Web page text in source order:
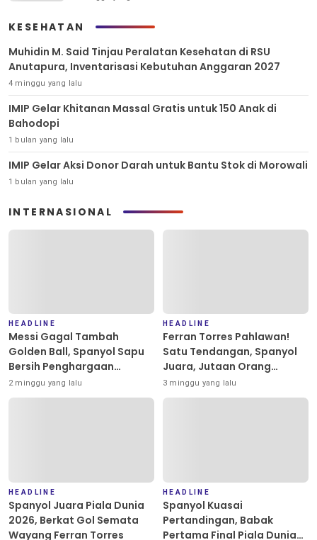
KESEHATAN
Muhidin M. Said Tinjau Peralatan Kesehatan di RSU
Anutapura, Inventarisasi Kebutuhan Anggaran 2027
4 minggu yang lalu
IMIP Gelar Khitanan Massal Gratis untuk 150 Anak di
Bahodopi
1 bulan yang lalu
IMIP Gelar Aksi Donor Darah untuk Bantu Stok di Morowali
1 bulan yang lalu
INTERNASIONAL
HEADLINE
Messi Gagal Tambah
Golden Ball, Spanyol Sapu
Bersih Penghargaan
Individu Piala Dunia 2026
2 minggu yang lalu
HEADLINE
Ferran Torres Pahlawan!
Satu Tendangan, Spanyol
Juara, Jutaan Orang
Berpesta
3 minggu yang lalu
HEADLINE
Spanyol Juara Piala Dunia
2026, Berkat Gol Semata
Wayang Ferran Torres
HEADLINE
Spanyol Kuasai
Pertandingan, Babak
Pertama Final Piala Dunia